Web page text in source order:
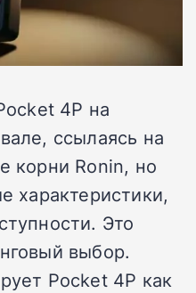
4P на
ссылаясь на
корни Ronin, но
характеристики,
Это
выбор.
Pocket 4P как